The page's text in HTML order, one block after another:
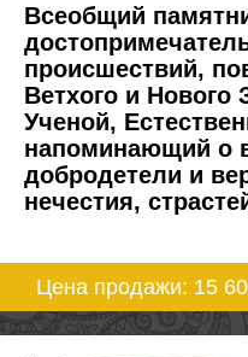
Всеобщий
происшествий,
Ветхого и Нового
Ученой,
напоминающий о
добродетели и
нечестия,
Цена продажи: 15